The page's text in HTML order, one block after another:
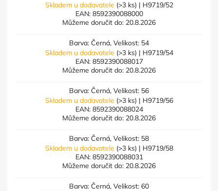
Skladem u dodavatele (>3 ks) | H9719/52
EAN: 8592390088000
Můžeme doručit do: 20.8.2026
Barva: Černá, Velikost: 54
Skladem u dodavatele (>3 ks) | H9719/54
EAN: 8592390088017
Můžeme doručit do: 20.8.2026
Barva: Černá, Velikost: 56
Skladem u dodavatele (>3 ks) | H9719/56
EAN: 8592390088024
Můžeme doručit do: 20.8.2026
Barva: Černá, Velikost: 58
Skladem u dodavatele (>3 ks) | H9719/58
EAN: 8592390088031
Můžeme doručit do: 20.8.2026
Barva: Černá, Velikost: 60